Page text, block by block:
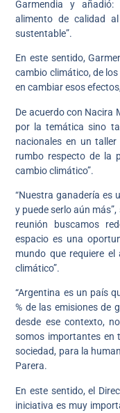
Garmendia y
alimento de calidad
sustentable”.
En este sentido,
cambio climático, de
en cambiar esos
De acuerdo con Nacira
por la temática sino
nacionales en un
rumbo respecto de la
cambio climático”.
“Nuestra ganadería es
y puede serlo aún
reunión buscamos
espacio es una
mundo que requiere
climático”.
“Argentina es un país
% de las emisiones de
desde ese contexto,
somos importantes en
sociedad, para la
Parera.
En este sentido, el
iniciativa es muy